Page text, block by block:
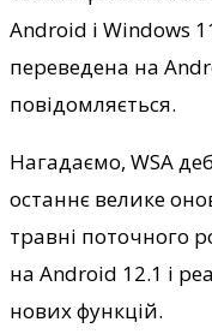
Android і Windows
переведена на
повідомляється.
Нагадаємо, WSA
останнє велике
травні поточного
на Android 12.1 і
нових функцій.